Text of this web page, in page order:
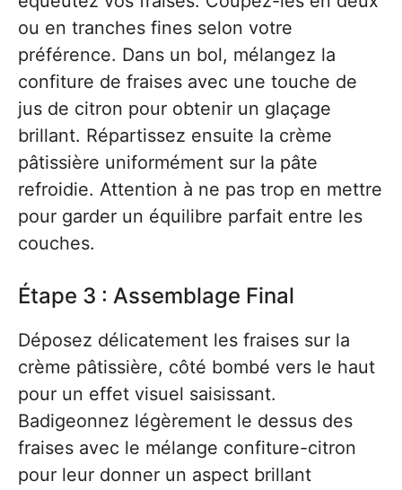
ou en tranches fines selon votre
préférence. Dans un bol, mélangez la
confiture de fraises avec une touche de
jus de citron pour obtenir un glaçage
brillant. Répartissez ensuite la crème
pâtissière uniformément sur la pâte
refroidie. Attention à ne pas trop en mettre
pour garder un équilibre parfait entre les
couches.
Étape 3 : Assemblage Final
Déposez délicatement les fraises sur la
crème pâtissière, côté bombé vers le haut
pour un effet visuel saisissant.
Badigeonnez légèrement le dessus des
fraises avec le mélange confiture-citron
pour leur donner un aspect brillant